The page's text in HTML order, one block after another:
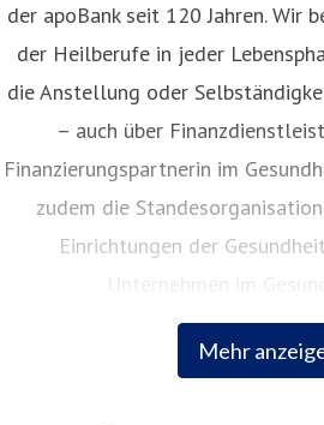
Mehr
der apoBank seit 120 Jahren. Wir
der Heilberufe in jeder
die Anstellung oder
– auch über
Finanzierungspartnerin im
zudem die
Einrichtungen der
Unternehmen im